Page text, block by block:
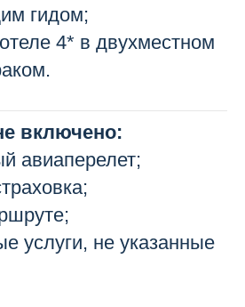
гидом;
4* в двухместном
включено:
авиаперелет;
услуги, не указанные